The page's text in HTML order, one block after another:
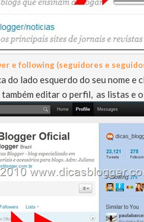
e following (seguidores e
do lado esquerdo do seu nome e
também editar o perfil, as listas e